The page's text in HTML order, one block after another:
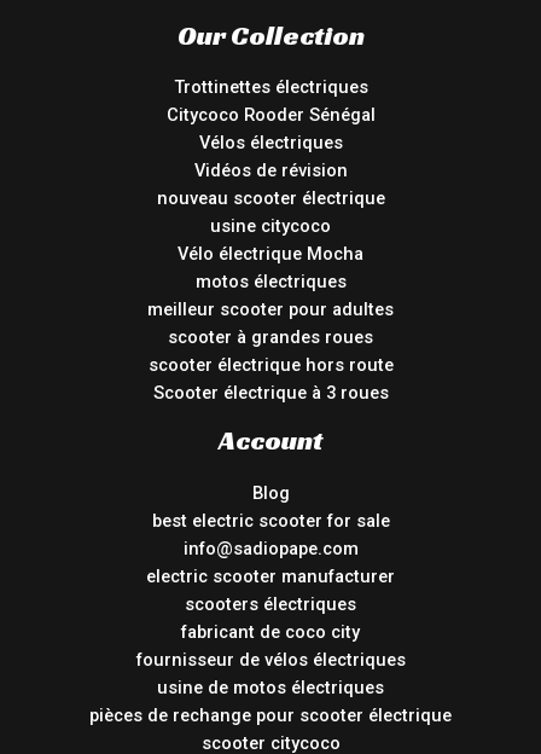
Our Collection
Trottinettes électriques
Citycoco Rooder Sénégal
Vélos électriques
Vidéos de révision
nouveau scooter électrique
usine citycoco
Vélo électrique Mocha
motos électriques
meilleur scooter pour adultes
scooter à grandes roues
scooter électrique hors route
Scooter électrique à 3 roues
Account
Blog
best electric scooter for sale
info@sadiopape.com
electric scooter manufacturer
scooters électriques
fabricant de coco city
fournisseur de vélos électriques
usine de motos électriques
pièces de rechange pour scooter électrique
scooter citycoco